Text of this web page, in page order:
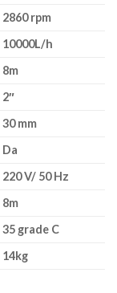
2860 rpm
10000L/h
8m
2″
30 mm
Da
220 V/ 50 Hz
8m
35 grade C
14kg